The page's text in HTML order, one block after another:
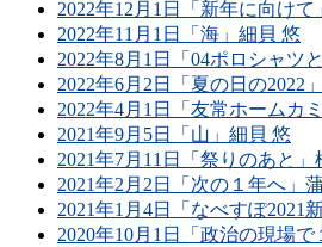
2022年12月1日「新年に向けて
2022年11月1日「海」細貝 悠
2022年8月1日「04ポロシャツ
2022年6月2日「夏の日の2022
2022年4月1日「友常ホームカ
2021年9月5日「山」細貝 悠
2021年7月11日「祭りのあと」
2021年2月2日「次の１年へ」
2021年1月4日「なべすぽ2021
2020年10月1日「政治の現場